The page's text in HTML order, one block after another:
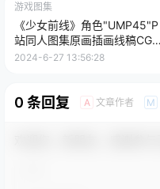
游戏图集
《少女前线》角色"UMP45"P
站同人图集原画插画线稿CG壁
纸图片素材
2024-6-27 13:56:28
0 条回复 A 文章作者 M